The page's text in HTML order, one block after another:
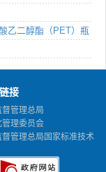
乙二醇酯（PET）瓶
接
督管理总局
管理委员会
督管理总局国家标准技术